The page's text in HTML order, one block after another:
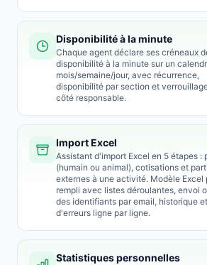
Disponibilité à la minute
Chaque agent déclare ses créneaux
disponibilité à la minute sur un
mois/semaine/jour, avec récurrence,
disponibilité par section et
côté responsable.
Import Excel
Assistant d'import Excel en 5 étapes :
(humain ou animal), cotisations et
externes à une activité. Modèle Excel
rempli avec listes déroulantes, envoi
des identifiants par email, historique
d'erreurs ligne par ligne.
Statistiques personnelles